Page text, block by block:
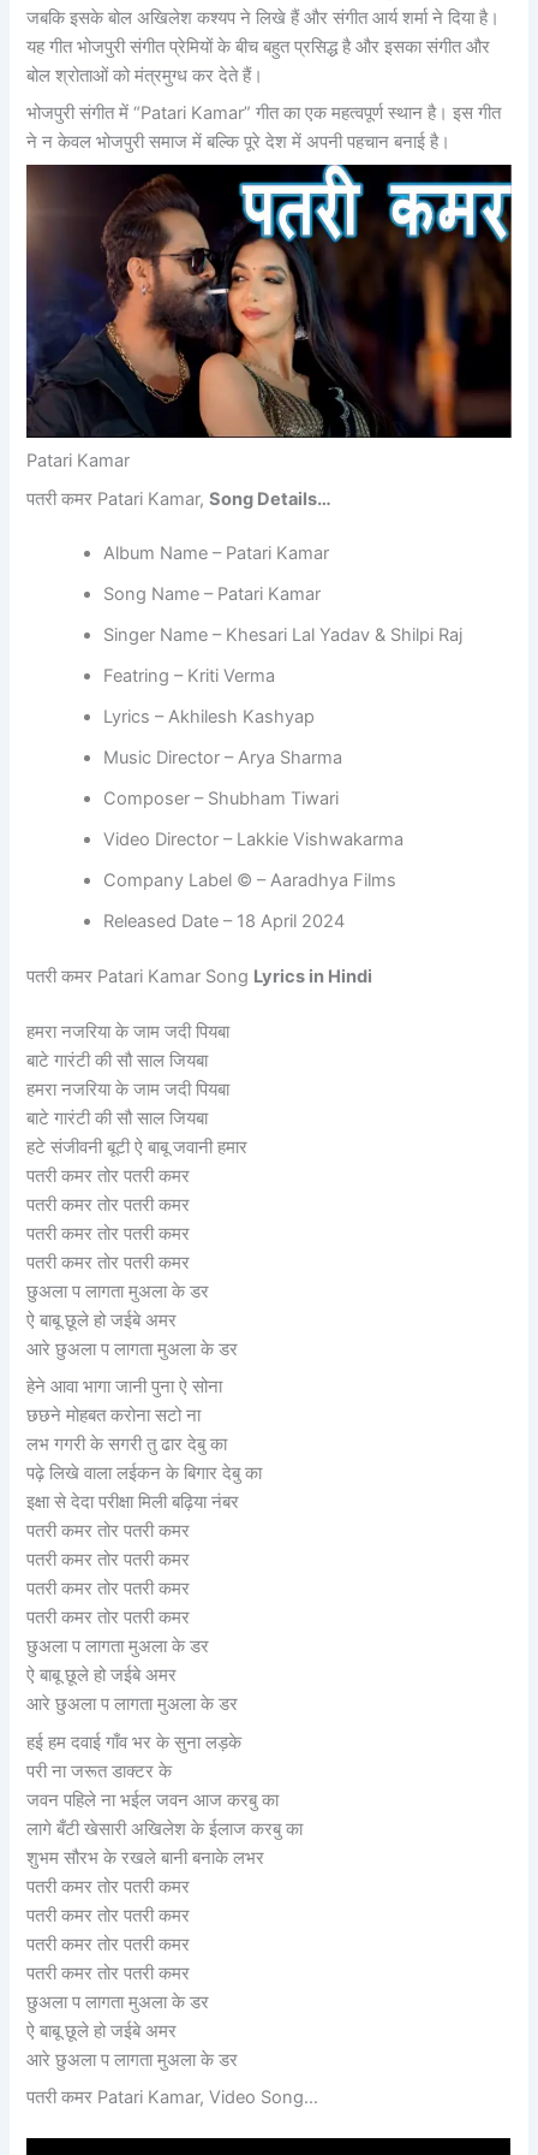
जबकि इसके बोल अखिलेश कश्यप ने लिखे हैं और संगीत आर्य शर्मा ने दिया है।
यह गीत भोजपुरी संगीत प्रेमियों के बीच बहुत प्रसिद्ध है और इसका संगीत और
बोल श्रोताओं को मंत्रमुग्ध कर देते हैं।
भोजपुरी संगीत में “Patari Kamar” गीत का एक महत्वपूर्ण स्थान है। इस गीत
ने न केवल भोजपुरी समाज में बल्कि पूरे देश में अपनी पहचान बनाई है।
Patari Kamar
पतरी कमर Patari Kamar,Song Details…
Album Name – Patari Kamar
Song Name – Patari Kamar
Singer Name – Khesari Lal Yadav & Shilpi Raj
Featring – Kriti Verma
Lyrics – Akhilesh Kashyap
Music Director – Arya Sharma
Composer – Shubham Tiwari
Video Director – Lakkie Vishwakarma
Company Label © – Aaradhya Films
Released Date – 18 April 2024
पतरी कमर Patari Kamar Song Lyrics in Hindi
हमरा नजरिया के जाम जदी पियबा
बाटे गारंटी की सौ साल जियबा
हमरा नजरिया के जाम जदी पियबा
बाटे गारंटी की सौ साल जियबा
हटे संजीवनी बूटी ऐ बाबू जवानी हमार
पतरी कमर तोर पतरी कमर
पतरी कमर तोर पतरी कमर
पतरी कमर तोर पतरी कमर
पतरी कमर तोर पतरी कमर
छुअला प लागता मुअला के डर
ऐ बाबू छूले हो जईबे अमर
आरे छुअला प लागता मुअला के डर
हेने आवा भागा जानी पुना ऐ सोना
छछने मोहबत करोना सटो ना
लभ गगरी के सगरी तु ढार देबु का
पढ़े लिखे वाला लईकन के बिगार देबु का
इक्षा से देदा परीक्षा मिली बढ़िया नंबर
पतरी कमर तोर पतरी कमर
पतरी कमर तोर पतरी कमर
पतरी कमर तोर पतरी कमर
पतरी कमर तोर पतरी कमर
छुअला प लागता मुअला के डर
ऐ बाबू छूले हो जईबे अमर
आरे छुअला प लागता मुअला के डर
हई हम दवाई गाँव भर के सुना लड़के
परी ना जरूत डाक्टर के
जवन पहिले ना भईल जवन आज करबु का
लागे बँटी खेसारी अखिलेश के ईलाज करबु का
शुभम सौरभ के रखले बानी बनाके लभर
पतरी कमर तोर पतरी कमर
पतरी कमर तोर पतरी कमर
पतरी कमर तोर पतरी कमर
पतरी कमर तोर पतरी कमर
छुअला प लागता मुअला के डर
ऐ बाबू छूले हो जईबे अमर
आरे छुअला प लागता मुअला के डर
पतरीकमर Patari Kamar, Video Song…